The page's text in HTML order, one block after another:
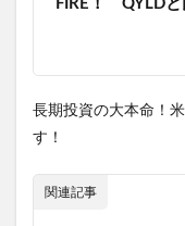
FIRE！ QYLDと
長期投資の大本命！
す！
関連記事